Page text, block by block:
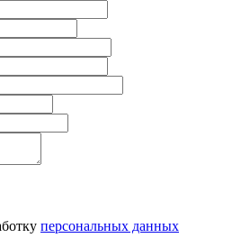
персональных данных